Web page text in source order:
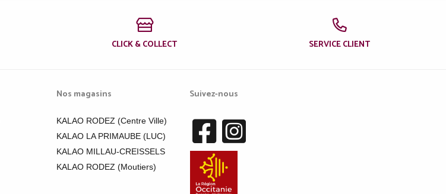
CLICK & COLLECT SERVICE CLIENT
Nos magasins
KALAO RODEZ (Centre Ville)
KALAO LA PRIMAUBE (LUC)
KALAO MILLAU-CREISSELS
KALAO RODEZ (Moutiers)
Suivez-nous